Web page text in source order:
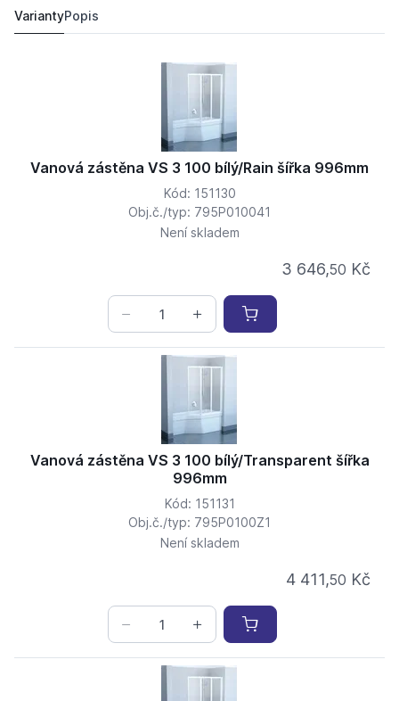
VariantyPopis
Vanová zástěna VS 3 100 bílý/Rain šířka 996mm
Kód: 151130
Obj.č./typ: 795P010041
Není skladem
3 646,50 Kč
Vanová zástěna VS 3 100 bílý/Transparent šířka
996mm
Kód: 151131
Obj.č./typ: 795P0100Z1
Není skladem
4 411,50 Kč